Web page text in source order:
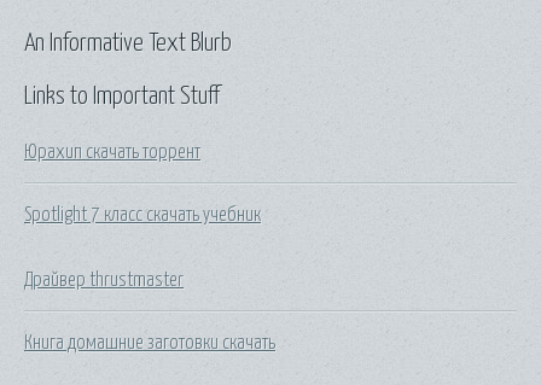
Links to Important Stuff
Юрахип скачать торрент
Spotlight 7 класс скачать учебник
Драйвер thrustmaster
Книга домашние заготовки скачать
An Informative Text Blurb